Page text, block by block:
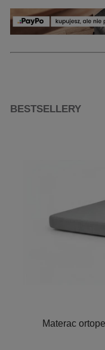
BESTSELLERY
Materac